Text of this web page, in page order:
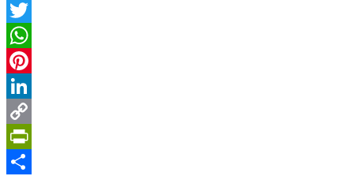
Facebook
Twitter
WhatsApp
Pinterest
LinkedIn
Copy
Link
PrintFriendly